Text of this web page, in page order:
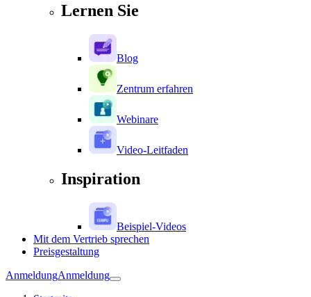
Lernen Sie
Blog
Zentrum erfahren
Webinare
Video-Leitfaden
Inspiration
Beispiel-Videos
Mit dem Vertrieb sprechen
Preisgestaltung
AnmeldungAnmeldung